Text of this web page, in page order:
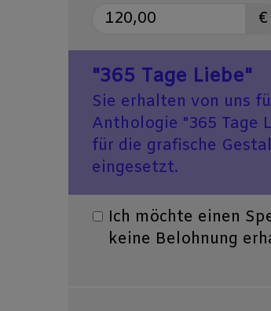
€
"365 Tage Liebe"
Sie erhalten von uns
Anthologie "365 Tage
für die grafische
eingesetzt.
Ich möchte einen
keine Belohnung